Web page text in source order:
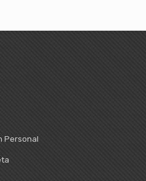
Personal